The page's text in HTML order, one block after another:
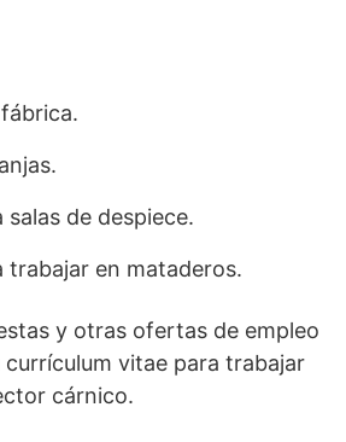
salas de despiece.
trabajar en mataderos.
y otras ofertas de empleo
vitae para trabajar
cárnico.